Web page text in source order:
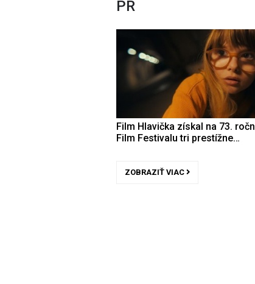
PR
Film Hlavička získal na 73.
Film Festivalu tri prestížne…
ZOBRAZIŤ VIAC